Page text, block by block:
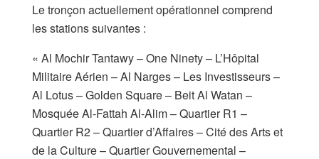
​Le tronçon actuellement opérationnel comprend
les stations suivantes :
​« Al Mochir Tantawy – One Ninety – L’Hôpital
Militaire Aérien – Al Narges – Les Investisseurs –
Al Lotus – Golden Square – Beit Al Watan –
Mosquée Al-Fattah Al-Alim – Quartier R1 –
Quartier R2 – Quartier d’Affaires – Cité des Arts et
de la Culture – Quartier Gouvernemental –